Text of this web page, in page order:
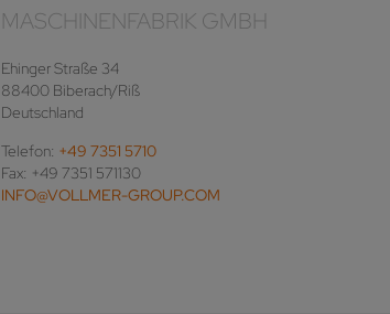
MASCHINENFABRIK GMBH
Ehinger Straße 34
88400 Biberach/Riß
Deutschland
Telefon: +49 7351 5710
Fax: +49 7351 571130
INFO@VOLLMER-GROUP.COM